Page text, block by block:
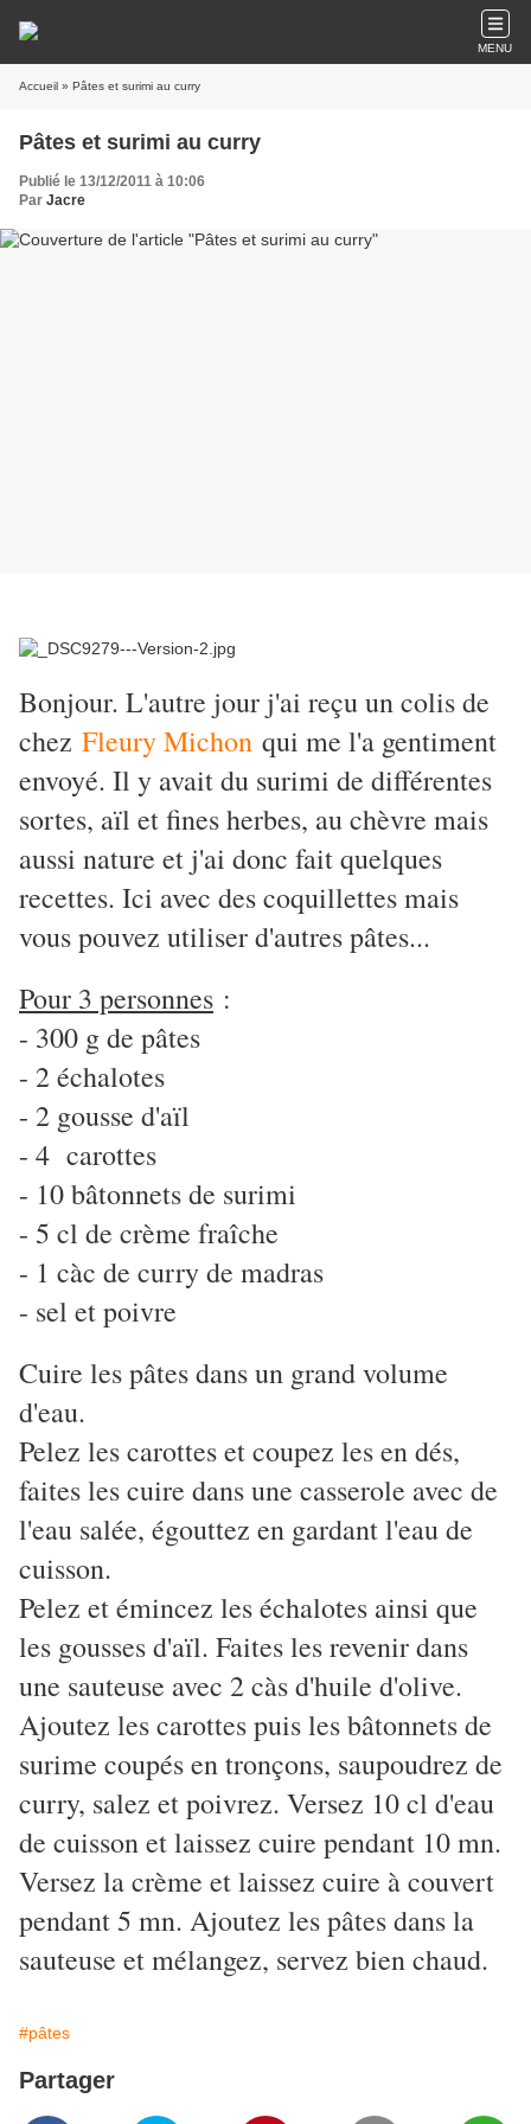
MENU
Accueil » Pâtes et surimi au curry
Pâtes et surimi au curry
Publié le 13/12/2011 à 10:06
Par Jacre
Bonjour. L'autre jour j'ai reçu un colis de
chez Fleury Michon qui me l'a gentiment
envoyé. Il y avait du surimi de différentes
sortes, aïl et fines herbes, au chèvre mais
aussi nature et j'ai donc fait quelques
recettes. Ici avec des coquillettes mais
vous pouvez utiliser d'autres pâtes...
Pour 3 personnes :
- 300 g de pâtes
- 2 échalotes
- 2 gousse d'aïl
- 4 carottes
- 10 bâtonnets de surimi
- 5 cl de crème fraîche
- 1 càc de curry de madras
- sel et poivre
Cuire les pâtes dans un grand volume
d'eau.
Pelez les carottes et coupez les en dés,
faites les cuire dans une casserole avec de
l'eau salée, égouttez en gardant l'eau de
cuisson.
Pelez et émincez les échalotes ainsi que
les gousses d'aïl. Faites les revenir dans
une sauteuse avec 2 càs d'huile d'olive.
Ajoutez les carottes puis les bâtonnets de
surime coupés en tronçons, saupoudrez de
curry, salez et poivrez. Versez 10 cl d'eau
de cuisson et laissez cuire pendant 10 mn.
Versez la crème et laissez cuire à couvert
pendant 5 mn. Ajoutez les pâtes dans la
sauteuse et mélangez, servez bien chaud.
#pâtes
Partager